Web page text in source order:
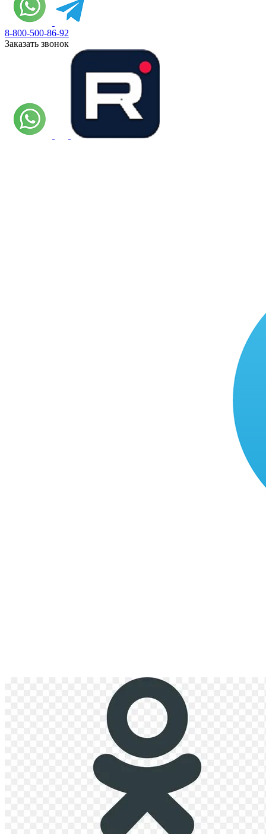
8-800-500-86-92
Заказать звонок